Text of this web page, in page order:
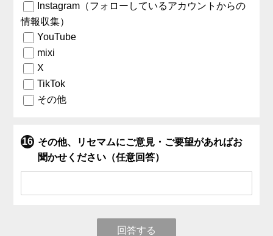
Instagram（フォローしているアカウントからの
情報収集）
YouTube
mixi
X
TikTok
その他
その他、リセマムにご意見・ご要望があればお
聞かせください（任意回答）
回答する